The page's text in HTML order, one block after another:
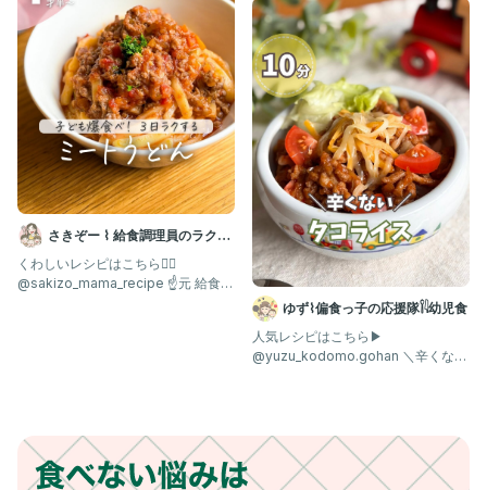
#幼児食
#タコライス
#タコライス風
#夏野菜
#偏食っ子
#親子ごはんの悩みサポート
さきぞー ⌇ 給食調理員のラクう
ま幼児食
くわしいレシピはこちら💁‍♀️ ⁡
@sakizo_mama_recipe ☝️元 給食の
ゆず⌇偏食っ子の応援隊𓌉𓇋幼児食
人気レシピはこちら▶︎
@yuzu_kodomo.gohan ＼辛くない